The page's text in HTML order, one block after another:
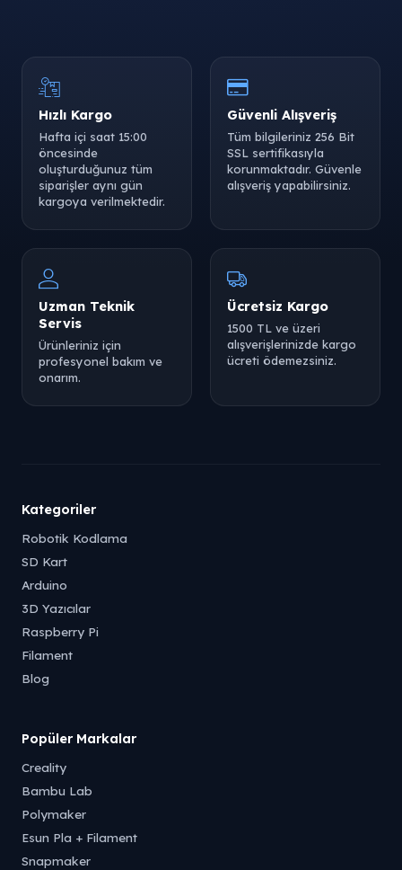
Hızlı Kargo
Hafta içi saat 15:00
öncesinde
oluşturduğunuz tüm
siparişler aynı gün
kargoya verilmektedir.
Güvenli Alışveriş
Tüm bilgileriniz 256 Bit
SSL sertifikasıyla
korunmaktadır. Güvenle
alışveriş yapabilirsiniz.
Uzman Teknik
Servis
Ürünleriniz için
profesyonel bakım ve
onarım.
Ücretsiz Kargo
1500 TL ve üzeri
alışverişlerinizde kargo
ücreti ödemezsiniz.
Kategoriler
Robotik Kodlama
SD Kart
Arduino
3D Yazıcılar
Raspberry Pi
Filament
Blog
Popüler Markalar
Creality
Bambu Lab
Polymaker
Esun Pla + Filament
Snapmaker